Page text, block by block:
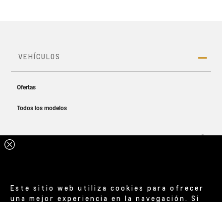
Este sitio web utiliza cookies para ofrecer
una mejor experiencia en la navegación. Si